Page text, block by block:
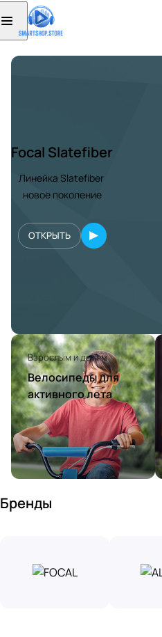
Focal Slatefiber
Линейка Slatefiber
новое поколение
ОТКРЫТЬ
Взрослым и детям
Велосипеды для
активного лета
Бренды